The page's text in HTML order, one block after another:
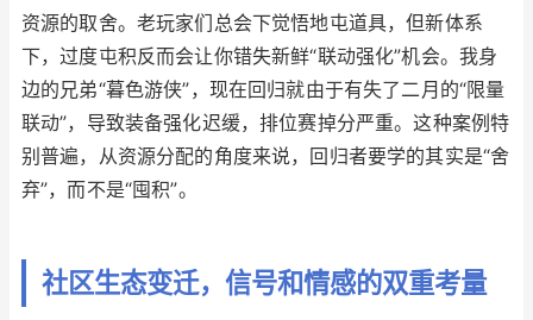
资源的取舍。老玩家们总会下觉悟地屯道具，但新体系
下，过度屯积反而会让你错失新鲜“联动强化”机会。我身
边的兄弟“暮色游侠”，现在回归就由于有失了二月的“限量
联动”，导致装备强化迟缓，排位赛掉分严重。这种案例特
别普遍，从资源分配的角度来说，回归者要学的其实是“舍
弃”，而不是“囤积”。
社区生态变迁，信号和情感的双重考量